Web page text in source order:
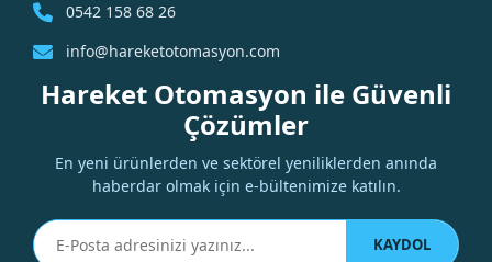
0542 158 68 26
info@hareketotomasyon.com
Hareket Otomasyon ile Güvenli
Çözümler
En yeni ürünlerden ve sektörel yeniliklerden anında
haberdar olmak için e-bültenimize katılın.
KAYDOL